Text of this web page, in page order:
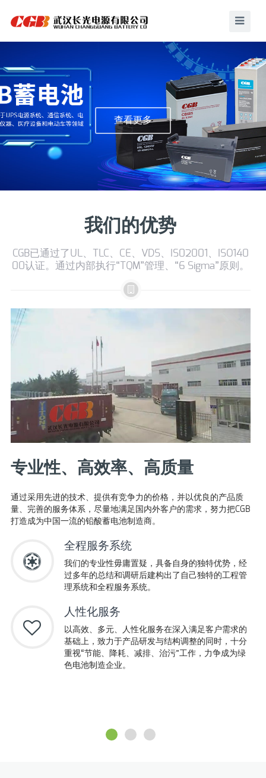
查看更多
我们的优势
CGB已通过了UL、TLC、CE、VDS、IS02001、ISO140
00认证。通过内部执行“TQM”管理、“6 Sigma”原则。
专业性、高效率、高质量
通过采用先进的技术、提供有竞争力的价格，并以优良的产品质
量、完善的服务体系，尽量地满足国内外客户的需求，努力把CGB
打造成为中国一流的铅酸蓄电池制造商。
全程服务系统
我们的专业性毋庸置疑，具备自身的独特优势，经
过多年的总结和调研后建构出了自己独特的工程管
理系统和全程服务系统。
人性化服务
以高效、多元、人性化服务在深入满足客户需求的
基础上，致力于产品研发与结构调整的同时，十分
重视“节能、降耗、减排、治污”工作，力争成为绿
色电池制造企业。